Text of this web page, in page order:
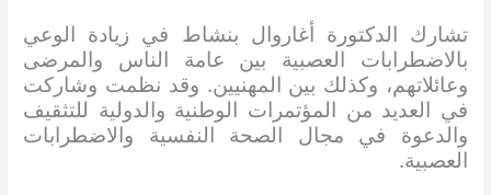
تشارك الدكتورة أغاروال بنشاط في زيادة الوعي
بالاضطرابات العصبية بين عامة الناس والمرضى
وعائلاتهم، وكذلك بين المهنيين. وقد نظمت وشاركت
في العديد من المؤتمرات الوطنية والدولية للتثقيف
والدعوة في مجال الصحة النفسية والاضطرابات
العصبية.